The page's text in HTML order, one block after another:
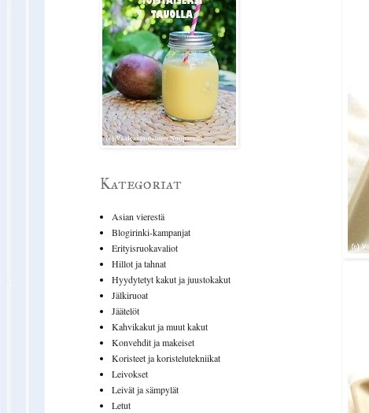
Kategoriat
Asian vierestä
Blogirinki-kampanjat
Erityisruokavaliot
Hillot ja tahnat
Hyydytetyt kakut ja juustokakut
Jälkiruoat
Jäätelöt
Kahvikakut ja muut kakut
Konvehdit ja makeiset
Koristeet ja koristelutekniikat
Leivokset
Leivät ja sämpylät
Letut